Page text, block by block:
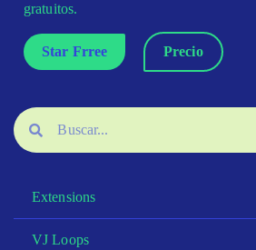
gratuitos.
Star Frree Precio
Extensions
VJ Loops